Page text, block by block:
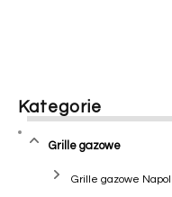
Kategorie
Grille gazowe
Grille gazowe